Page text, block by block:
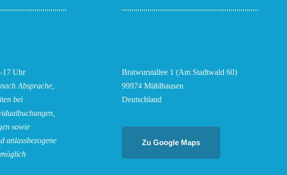
Uhr
Absprache,
bei
sowie
anlassbezogene
Bratwurstallee 1 (Am Stadtwald 60)
99974 Mühlhausen
Deutschland
Zu Google Maps